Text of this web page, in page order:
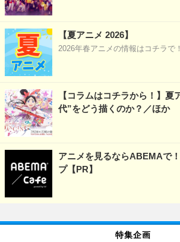
【夏アニメ 2026】
2026年春アニメの情報はコチラで！
【コラムはコチラから！】夏
代”をどう描くのか？／ほか
アニメを見るならABEMAで
プ【PR】
特集企画